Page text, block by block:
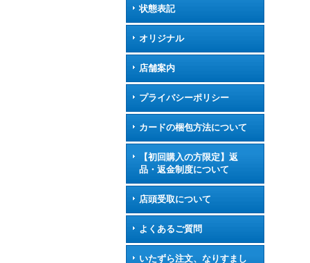
状態表記
オリジナル
店舗案内
プライバシーポリシー
カードの梱包方法について
【初回購入の方限定】返
品・返金制度について
店頭受取について
よくあるご質問
いたずら注文、なりすまし